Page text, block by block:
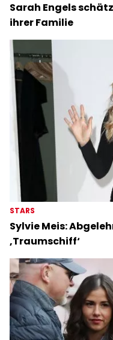
Sarah Engels
ihrer Familie
STARS
Sylvie Meis:
‚Traumschiff‘